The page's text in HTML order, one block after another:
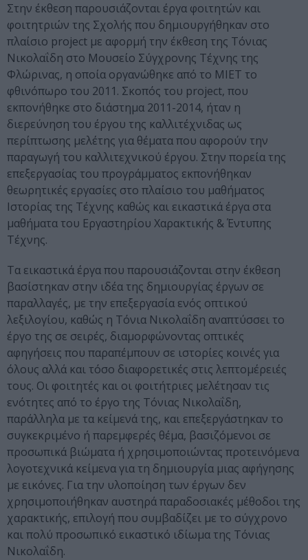
Στην έκθεση παρουσιάζονται έργα φοιτητών και
φοιτητριών της Σχολής που δημιουργήθηκαν στο
πλαίσιο project με αφορμή την έκθεση της Τόνιας
Νικολαΐδη στο Μουσείο Σύγχρονης Τέχνης της
Φλώρινας, η οποία οργανώθηκε από το ΜΙΕΤ το
φθινόπωρο του 2011. Σκοπός του project, που
εκπονήθηκε στο διάστημα 2011-2014, ήταν η
διερεύνηση του έργου της καλλιτέχνιδας ως
περίπτωσης μελέτης για θέματα που αφορούν την
παραγωγή του καλλιτεχνικού έργου. Στην πορεία της
επεξεργασίας του προγράμματος εκπονήθηκαν
θεωρητικές εργασίες στο πλαίσιο του μαθήματος
Ιστορίας της Τέχνης καθώς και εικαστικά έργα στα
μαθήματα του Εργαστηρίου Χαρακτικής & Έντυπης
Τέχνης.
Τα εικαστικά έργα που παρουσιάζονται στην έκθεση
βασίστηκαν στην ιδέα της δημιουργίας έργων σε
παραλλαγές, με την επεξεργασία ενός οπτικού
λεξιλογίου, καθώς η Τόνια Νικολαΐδη αναπτύσσει το
έργο της σε σειρές, διαμορφώνοντας οπτικές
αφηγήσεις που παραπέμπουν σε ιστορίες κοινές για
όλους αλλά και τόσο διαφορετικές στις λεπτομέρειές
τους. Οι φοιτητές και οι φοιτήτριες μελέτησαν τις
ενότητες από το έργο της Τόνιας Νικολαΐδη,
παράλληλα με τα κείμενά της, και επεξεργάστηκαν το
συγκεκριμένο ή παρεμφερές θέμα, βασιζόμενοι σε
προσωπικά βιώματα ή χρησιμοποιώντας προτεινόμενα
λογοτεχνικά κείμενα για τη δημιουργία μιας αφήγησης
με εικόνες. Για την υλοποίηση των έργων δεν
χρησιμοποιήθηκαν αυστηρά παραδοσιακές μέθοδοι της
χαρακτικής, επιλογή που συμβαδίζει με το σύγχρονο
και πολύ προσωπικό εικαστικό ιδίωμα της Τόνιας
Νικολαΐδη.